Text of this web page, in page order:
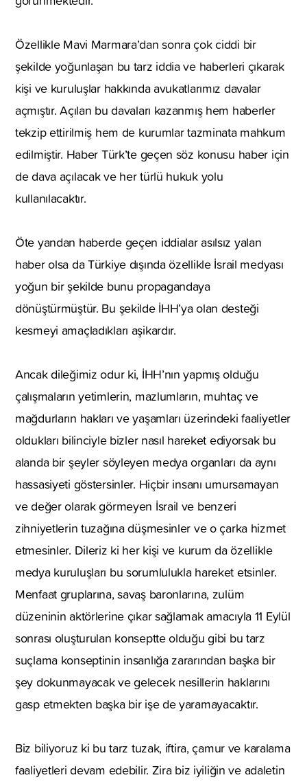
Özellikle Mavi Marmara’dan sonra çok ciddi bir
şekilde yoğunlaşan bu tarz iddia ve haberleri çıkarak
kişi ve kuruluşlar hakkında avukatlarımız davalar
açmıştır. Açılan bu davaları kazanmış hem haberler
tekzip ettirilmiş hem de kurumlar tazminata mahkum
edilmiştir. Haber Türk’te geçen söz konusu haber için
de dava açılacak ve her türlü hukuk yolu
kullanılacaktır.
Öte yandan haberde geçen iddialar asılsız yalan
haber olsa da Türkiye dışında özellikle İsrail medyası
yoğun bir şekilde bunu propagandaya
dönüştürmüştür. Bu şekilde İHH’ya olan desteği
kesmeyi amaçladıkları aşikardır.
Ancak dileğimiz odur ki, İHH’nın yapmış olduğu
çalışmaların yetimlerin, mazlumların, muhtaç ve
mağdurların hakları ve yaşamları üzerindeki faaliyetler
oldukları bilinciyle bizler nasıl hareket ediyorsak bu
alanda bir şeyler söyleyen medya organları da aynı
hassasiyeti göstersinler. Hiçbir insanı umursamayan
ve değer olarak görmeyen İsrail ve benzeri
zihniyetlerin tuzağına düşmesinler ve o çarka hizmet
etmesinler. Dileriz ki her kişi ve kurum da özellikle
medya kuruluşları bu sorumlulukla hareket etsinler.
Menfaat gruplarına, savaş baronlarına, zulüm
düzeninin aktörlerine çıkar sağlamak amacıyla 11 Eylül
sonrası oluşturulan konseptte olduğu gibi bu tarz
suçlama konseptinin insanlığa zararından başka bir
şey dokunmayacak ve gelecek nesillerin haklarını
gasp etmekten başka bir işe de yaramayacaktır.
Biz biliyoruz ki bu tarz tuzak, iftira, çamur ve karalama
faaliyetleri devam edebilir. Zira biz iyiliğin ve adaletin